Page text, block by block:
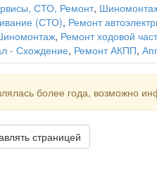
СТО, Ремонт,
(СТО), Ремонт
, Ремонт ходовой
- Схождение, Ремонт АКПП,
более года, возможно
страницей